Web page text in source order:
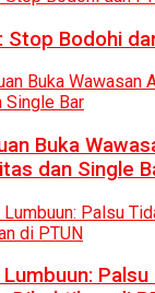
Stop Bodohi
Buka
dan Single